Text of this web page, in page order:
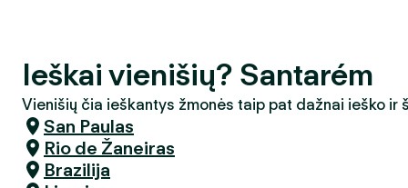
Ieškai vienišių? Santarém
Vienišių čia ieškantys žmonės taip pat dažnai ieško ir
San Paulas
Rio de Žaneiras
Brazilija